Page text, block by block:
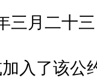
月二十三
入了该公